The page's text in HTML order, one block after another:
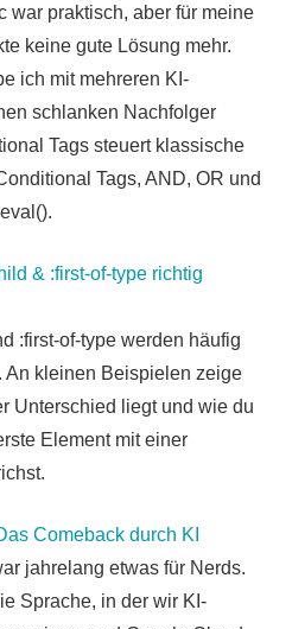
war praktisch, aber für meine
keine gute Lösung mehr.
ich mit mehreren KI-
schlanken Nachfolger
Tags steuert klassische
Tags, AND, OR und
& :first-of-type richtig
:first-of-type werden häufig
An kleinen Beispielen zeige
Unterschied liegt und wie du
Element mit einer
Comeback durch KI
jahrelang etwas für Nerds.
Sprache, in der wir KI-